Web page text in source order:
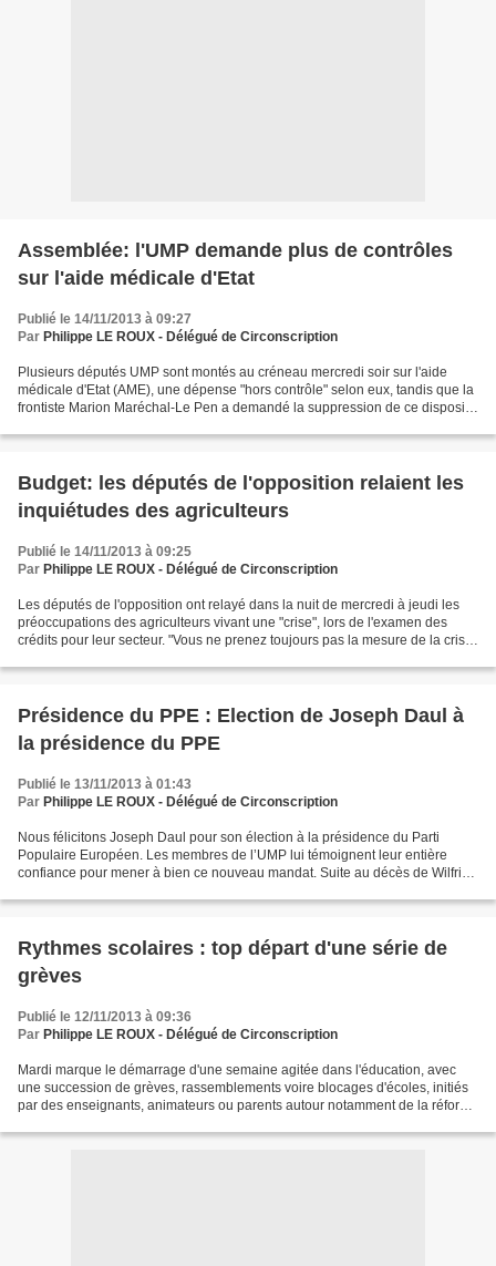
Assemblée: l'UMP demande plus de contrôles
sur l'aide médicale d'Etat
Publié le 14/11/2013 à 09:27
Par Philippe LE ROUX - Délégué de Circonscription
Plusieurs députés UMP sont montés au créneau mercredi soir sur l'aide
médicale d'Etat (AME), une dépense "hors contrôle" selon eux, tandis que la
frontiste Marion Maréchal-Le Pen a demandé la suppression de ce dispositif
Budget: les députés de l'opposition relaient les
inquiétudes des agriculteurs
Publié le 14/11/2013 à 09:25
Par Philippe LE ROUX - Délégué de Circonscription
Les députés de l'opposition ont relayé dans la nuit de mercredi à jeudi les
préoccupations des agriculteurs vivant une "crise", lors de l'examen des
crédits pour leur secteur. "Vous ne prenez toujours pas la mesure de la crise
Présidence du PPE : Election de Joseph Daul à
la présidence du PPE
Publié le 13/11/2013 à 01:43
Par Philippe LE ROUX - Délégué de Circonscription
Nous félicitons Joseph Daul pour son élection à la présidence du Parti
Populaire Européen. Les membres de l’UMP lui témoignent leur entière
confiance pour mener à bien ce nouveau mandat. Suite au décès de Wilfried
Rythmes scolaires : top départ d'une série de
grèves
Publié le 12/11/2013 à 09:36
Par Philippe LE ROUX - Délégué de Circonscription
Mardi marque le démarrage d'une semaine agitée dans l'éducation, avec
une succession de grèves, rassemblements voire blocages d'écoles, initiés
par des enseignants, animateurs ou parents autour notamment de la réforme